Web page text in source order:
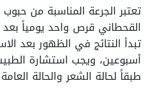
تعتبر الجرعة المناسبة من
القحطاني قرص واحد يومياً بعد
تبدأ النتائج في الظهور بعد
أسبوعين، ويجب استشارة
طبقاً لحالة الشعر والحالة